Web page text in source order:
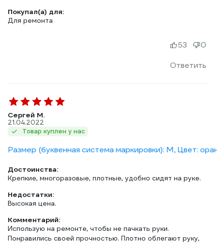
Покупал(а) для:
Для ремонта
Ответить
53 0
Сергей М.
21.04.2022
Товар куплен у нас
Размер (буквенная система маркировки): M, Цвет:
Достоинства:
Крепкие, многоразовые, плотные, удобно сидят на руке.
Недостатки:
Высокая цена.
Комментарий:
Использую на ремонте, чтобы не пачкать руки.
Понравились своей прочностью. Плотно облегают руку,